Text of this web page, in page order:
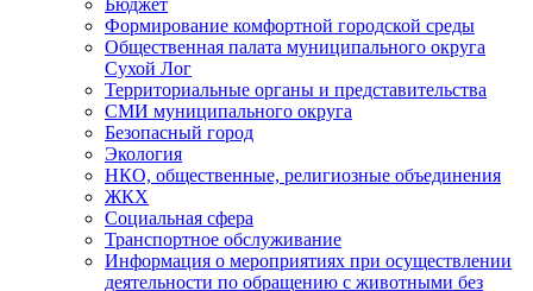
Бюджет
Формирование комфортной городской среды
Общественная палата муниципального округа
Сухой Лог
Территориальные органы и представительства
СМИ муниципального округа
Безопасный город
Экология
НКО, общественные, религиозные объединения
ЖКХ
Социальная сфера
Транспортное обслуживание
Информация о мероприятиях при осуществлении
деятельности по обращению с животными без